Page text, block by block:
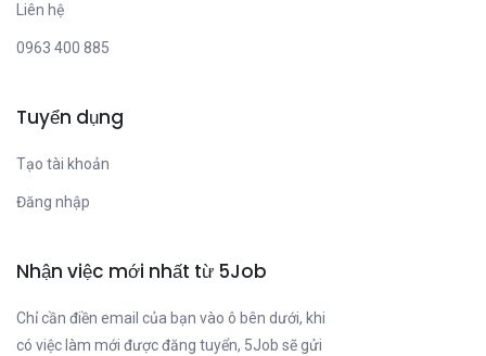
Liên hệ
0963 400 885
Tuyển dụng
Tạo tài khoản
Đăng nhập
Nhận việc mới nhất từ 5Job
Chỉ cần điền email của bạn vào ô bên dưới, khi
có việc làm mới được đăng tuyển, 5Job sẽ gửi